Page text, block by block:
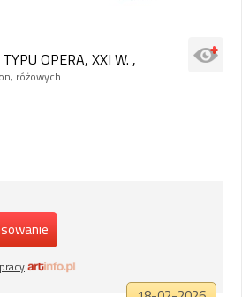
OPERA, XXI W. ,
różowych